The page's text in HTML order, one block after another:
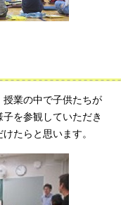
業の中で子供たちが
を参観していただき
たらと思います。